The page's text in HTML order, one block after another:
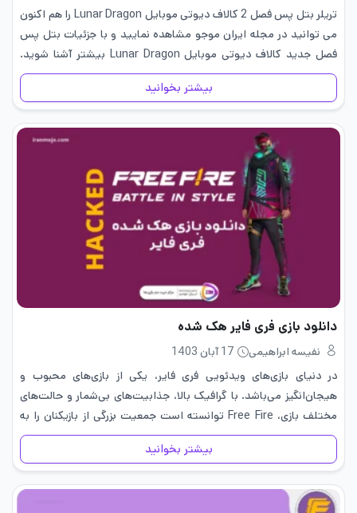
تریلر بتل پس فصل 2 کالاف دیوتی موبایل Lunar Dragon را هم اکنون
می توانید در مجله ایران موجو مشاهده نمایید و با جزئیات بتل پس
فصل جدید کالاف دیوتی موبایل Lunar Dragon بیشتر آشنا شوید.
همچنین بهترین قیمت خرید…
بیشتر بخوانید
دانلود بازی فری فایر هک شده
نفیسه ابراهیمی
17 آبان 1403
در دنیای بازی‌های ویدئویی فری فایر، یکی از بازی‌های محبوب و
هیجان‌انگیز می‌باشد. با گرافیک بالا، جذابیت‌های بی‌شمار و حالت‌های
مختلف بازی، Free Fire توانسته است جمعیت بزرگی از بازیکنان را به
خود جذب کند. ما در این مطلب از…
بیشتر بخوانید